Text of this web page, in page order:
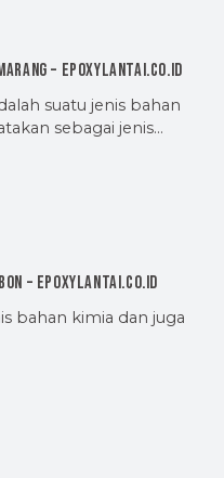
– EpoxyLantai.co.id
suatu jenis bahan
sebagai jenis…
– EpoxyLantai.co.id
bahan kimia dan juga